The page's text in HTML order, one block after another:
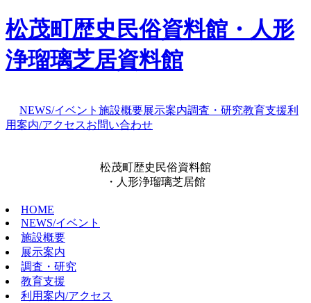
松茂町歴史民俗資料館・人形
浄瑠璃芝居資料館
NEWS/イベント 施設概要展示案内調査・研究教育支援利
用案内/アクセスお問い合わせ
松茂町歴史民俗資料館
・人形浄瑠璃芝居館
HOME
NEWS/イベント
施設概要
展示案内
調査・研究
教育支援
利用案内/アクセス